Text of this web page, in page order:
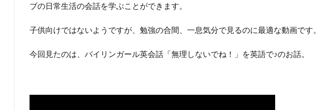
ブの日常生活の会話を学ぶことができます。
子供向けではないようですが、勉強の合間、一息気分で見るのに最適な動画です。
今回見たのは、バイリンガール英会話「無理しないでね！」を英語で♪のお話。